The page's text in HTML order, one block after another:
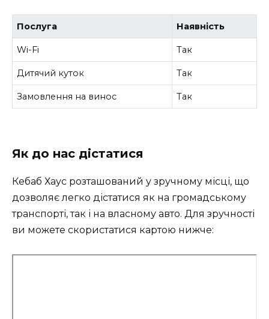
Послуга Наявність
Wi-Fi Так
Дитячий куток Так
Замовлення на винос Так
Як до нас дістатися
Кебаб Хаус розташований у зручному місці, що
дозволяє легко дістатися як на громадському
транспорті, так і на власному авто. Для зручності
ви можете скористатися картою нижче: